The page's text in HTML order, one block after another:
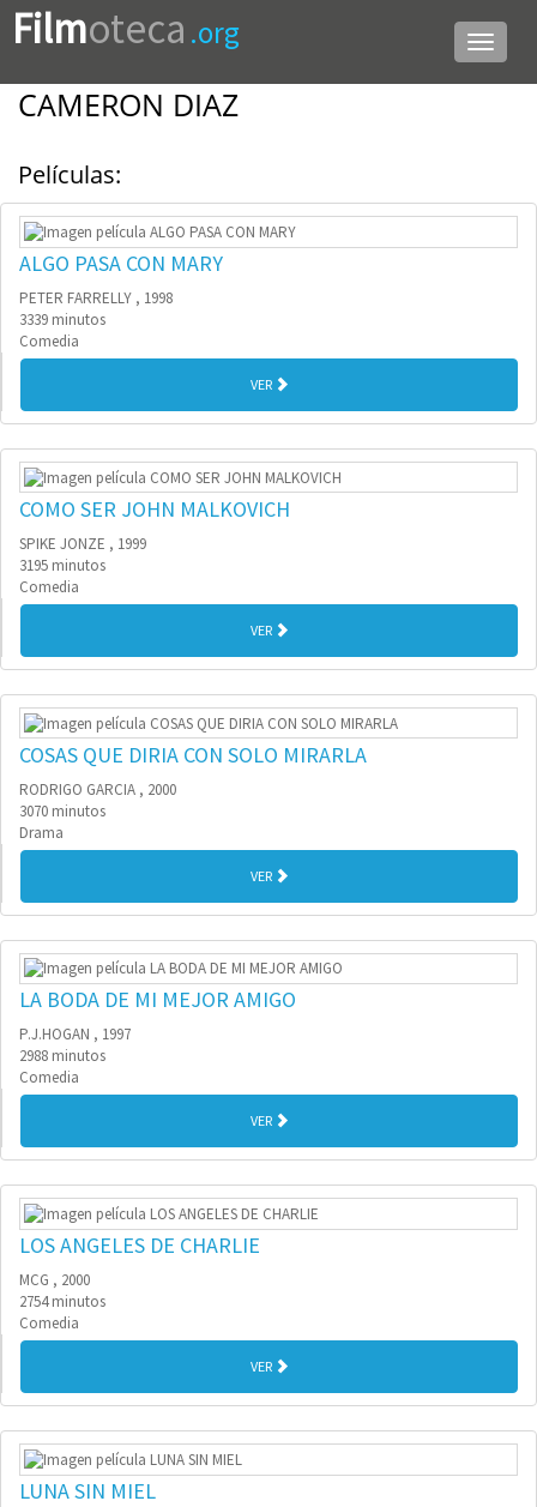
Menú
de
Filmoteca .org
CAMERON DIAZ
Películas:
ALGO PASA CON MARY
PETER FARRELLY , 1998
3339 minutos
Comedia
VER
COMO SER JOHN MALKOVICH
SPIKE JONZE , 1999
3195 minutos
Comedia
VER
COSAS QUE DIRIA CON SOLO MIRARLA
RODRIGO GARCIA , 2000
3070 minutos
Drama
VER
LA BODA DE MI MEJOR AMIGO
P.J.HOGAN , 1997
2988 minutos
Comedia
VER
LOS ANGELES DE CHARLIE
MCG , 2000
2754 minutos
Comedia
VER
LUNA SIN MIEL